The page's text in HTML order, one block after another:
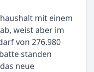
mit einem
weist aber im
von 276.980
standen
neue